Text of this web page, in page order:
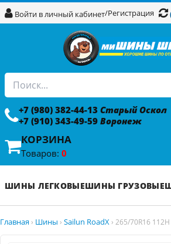
Войти в личный кабинет/Регистрация
+7 (980) 382-44-13 Старый Оскол
+7 (910) 343-49-59 Воронеж
КОРЗИНА
Товаров: 0
ШИНЫ ЛЕГКОВЫЕШИНЫ ГРУЗОВЫЕ
Главная › Шины › Sailun RoadX › 265/70R16 112H